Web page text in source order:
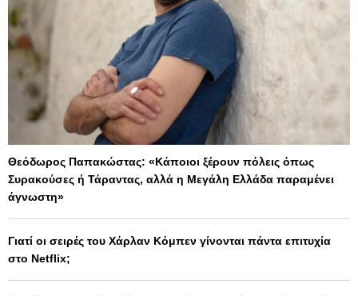
Θεόδωρος Παπακώστας: «Κάποιοι ξέρουν πόλεις όπως
Συρακούσες ή Τάραντας, αλλά η Μεγάλη Ελλάδα παραμένει
άγνωστη»
Γιατί οι σειρές του Χάρλαν Κόμπεν γίνονται πάντα επιτυχία
στο Netflix;